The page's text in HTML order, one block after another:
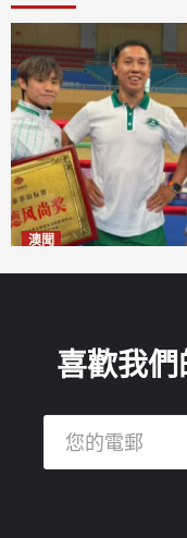
澳聞
喜歡我們